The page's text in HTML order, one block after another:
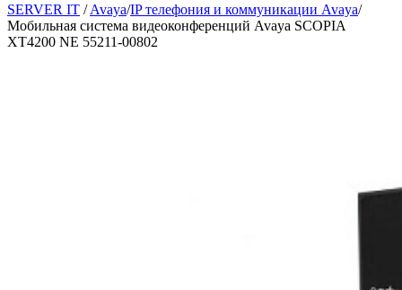
SERVER IT / Avaya/IP телефония и коммуникации Avaya/
Мобильная система видеоконференций Avaya SCOPIA
XT4200 NE 55211-00802